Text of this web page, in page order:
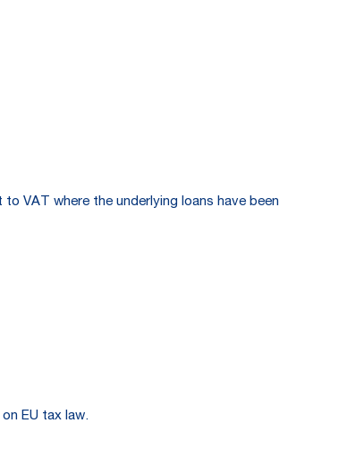
VAT where the underlying loans have been
EU tax law.